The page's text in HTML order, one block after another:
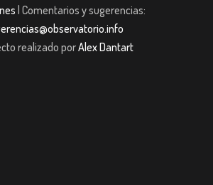
| Comentarios y sugerencias:
realizado porAlex Dantart